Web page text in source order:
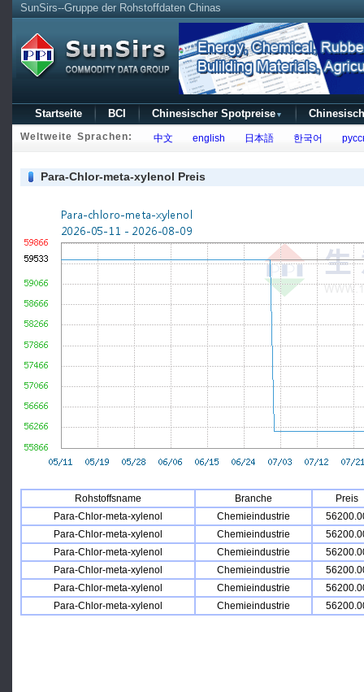
SunSirs--Gruppe der Rohstoffdaten Chinas
Startseite BCI Chinesischer Spotpreise ▼
Weltweite Sprachen: 中文 english 日本語 한국어
Para-Chlor-meta-xylenol Preis
Rohstoffsname Branche
Preis
Para-Chlor-meta-xylenol
Chemieindustrie
Para-Chlor-meta-xylenol
Chemieindustrie
Para-Chlor-meta-xylenol
Chemieindustrie
Para-Chlor-meta-xylenol
Chemieindustrie
Para-Chlor-meta-xylenol
Chemieindustrie
Para-Chlor-meta-xylenol
Chemieindustrie